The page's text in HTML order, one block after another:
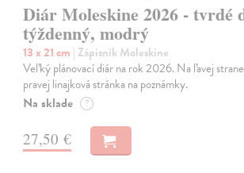
Diár Moleskine 2026 - tvrdé
týždenný, modrý
13 x 21 cm | Zápisník Moleskine
Veľký plánovací diár na rok 2026. Na ľavej
pravej linajková stránka na poznámky.
Na sklade ?
27,50 €